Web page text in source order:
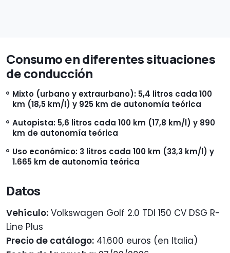
Consumo en diferentes situaciones
de conducción
Mixto (urbano y extraurbano): 5,4 litros cada 100
km (18,5 km/l) y 925 km de autonomía teórica
Autopista: 5,6 litros cada 100 km (17,8 km/l) y 890
km de autonomía teórica
Uso económico: 3 litros cada 100 km (33,3 km/l) y
1.665 km de autonomía teórica
Datos
Vehículo: Volkswagen Golf 2.0 TDI 150 CV DSG R-
Line Plus
Precio de catálogo: 41.600 euros (en Italia)